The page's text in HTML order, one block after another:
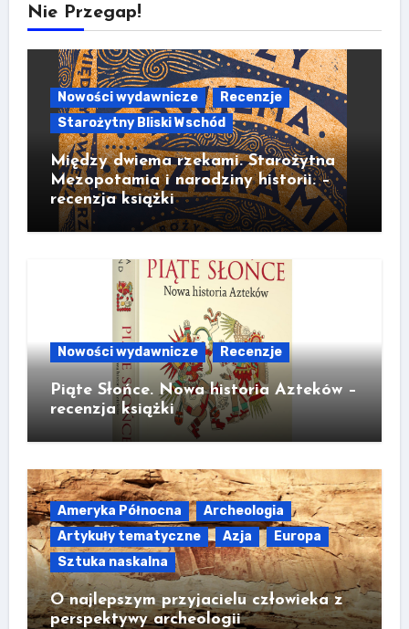
Nie Przegap!
Nowości wydawnicze
Recenzje
Starożytny Bliski Wschód
Między dwiema rzekami. Starożytna
Mezopotamia i narodziny historii. –
recenzja książki
Nowości wydawnicze Recenzje
Piąte Słońce. Nowa historia Azteków –
recenzja książki
Ameryka Północna
Archeologia
Artykuły tematyczne
Azja
Europa
Sztuka naskalna
O najlepszym przyjacielu człowieka z
perspektywy archeologii